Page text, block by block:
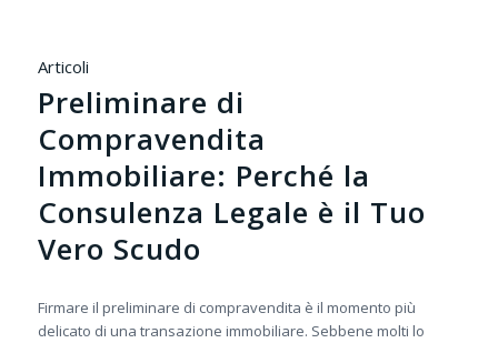
Articoli
Preliminare di
Compravendita
Immobiliare: Perché la
Consulenza Legale è il Tuo
Vero Scudo
Firmare il preliminare di compravendita è il momento più
delicato di una transazione immobiliare. Sebbene molti lo